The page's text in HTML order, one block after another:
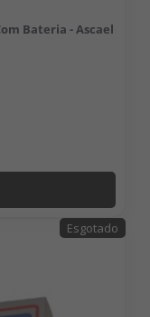
Bateria - Ascael